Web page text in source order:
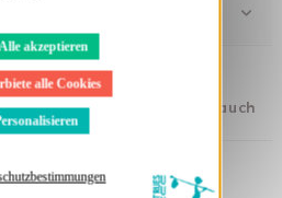
akzeptieren
alle Cookies
gekauft haben, kauften auch